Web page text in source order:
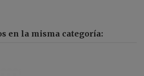
en la misma categoría: